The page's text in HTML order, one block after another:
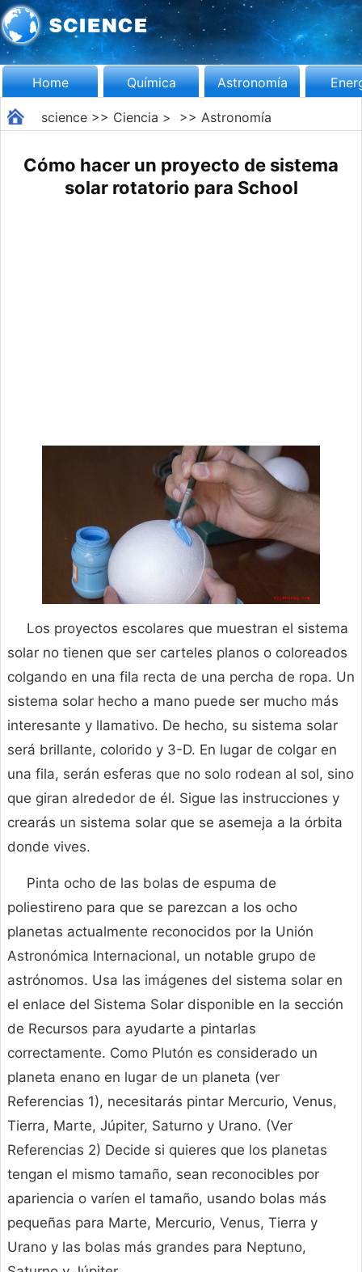
Home Química Astronomía
science>> Ciencia > >> Astronomía
Cómo hacer un proyecto de sistema
solar rotatorio para School
Los proyectos escolares que muestran el sistema
solar no tienen que ser carteles planos o coloreados
colgando en una fila recta de una percha de ropa. Un
sistema solar hecho a mano puede ser mucho más
interesante y llamativo. De hecho, su sistema solar
será brillante, colorido y 3-D. En lugar de colgar en
una fila, serán esferas que no solo rodean al sol, sino
que giran alrededor de él. Sigue las instrucciones y
crearás un sistema solar que se asemeja a la órbita
donde vives.
Pinta ocho de las bolas de espuma de
poliestireno para que se parezcan a los ocho
planetas actualmente reconocidos por la Unión
Astronómica Internacional, un notable grupo de
astrónomos. Usa las imágenes del sistema solar en
el enlace del Sistema Solar disponible en la sección
de Recursos para ayudarte a pintarlas
correctamente. Como Plutón es considerado un
planeta enano en lugar de un planeta (ver
Referencias 1), necesitarás pintar Mercurio, Venus,
Tierra, Marte, Júpiter, Saturno y Urano. (Ver
Referencias 2) Decide si quieres que los planetas
tengan el mismo tamaño, sean reconocibles por
apariencia o varíen el tamaño, usando bolas más
pequeñas para Marte, Mercurio, Venus, Tierra y
Urano y las bolas más grandes para Neptuno,